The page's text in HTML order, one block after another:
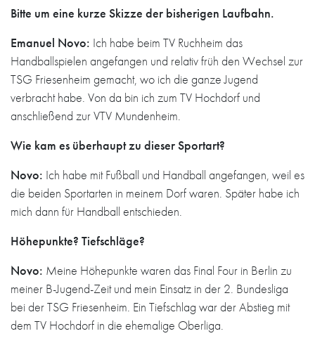
Bitte um eine kurze Skizze der bisherigen Laufbahn.
Emanuel Novo: Ich habe beim TV Ruchheim das
Handballspielen angefangen und relativ früh den Wechsel zur
TSG Friesenheim gemacht, wo ich die ganze Jugend
verbracht habe. Von da bin ich zum TV Hochdorf und
anschließend zur VTV Mundenheim.
Wie kam es überhaupt zu dieser Sportart?
Novo: Ich habe mit Fußball und Handball angefangen, weil es
die beiden Sportarten in meinem Dorf waren. Später habe ich
mich dann für Handball entschieden.
Höhepunkte? Tiefschläge?
Novo: Meine Höhepunkte waren das Final Four in Berlin zu
meiner B-Jugend-Zeit und mein Einsatz in der 2. Bundesliga
bei der TSG Friesenheim. Ein Tiefschlag war der Abstieg mit
dem TV Hochdorf in die ehemalige Oberliga.